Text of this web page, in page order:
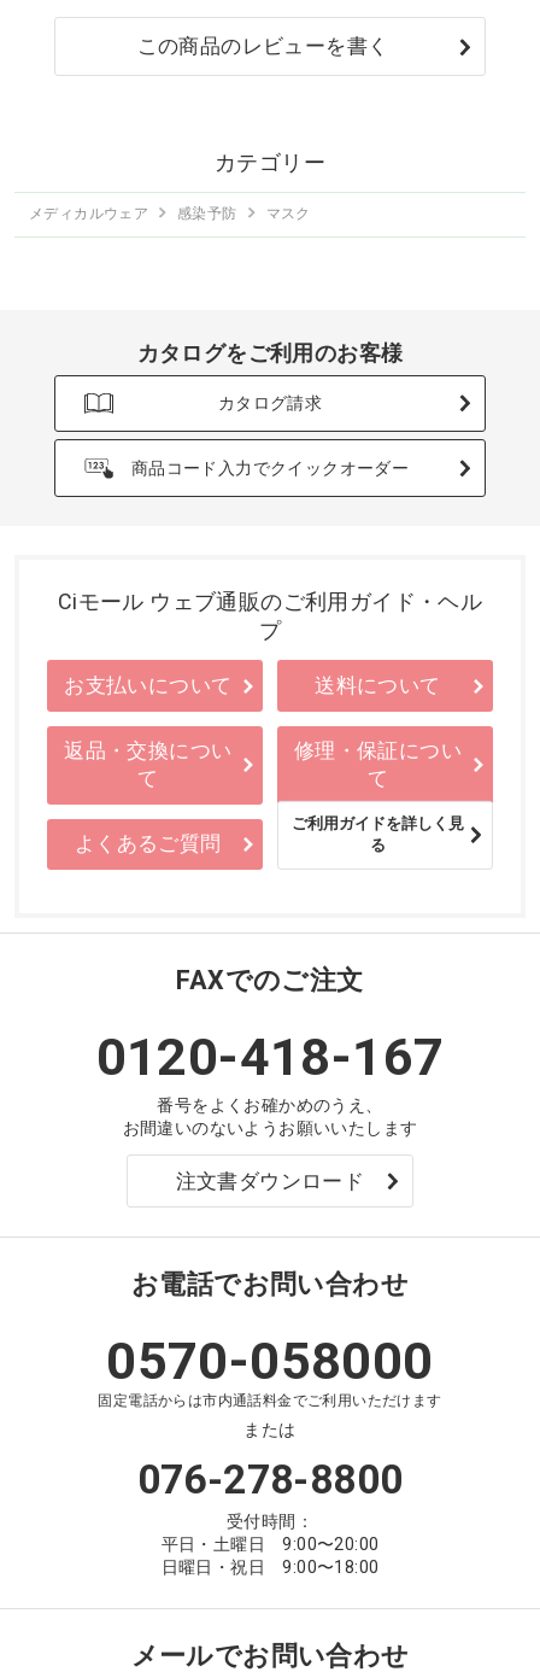
この商品のレビューを書く
カテゴリー
メディカルウェア 感染予防 マスク
カタログをご利用のお客様
カタログ請求
商品コード入力でクイックオーダー
Ciモール ウェブ通販のご利用ガイド・ヘル
プ
お支払いについて 送料について
返品・交換につい
て
修理・保証につい
て
よくあるご質問
ご利用ガイドを詳しく見
る
FAXでのご注文
0120-418-167
番号をよくお確かめのうえ、
お間違いのないようお願いいたします
注文書ダウンロード
お電話でお問い合わせ
0570-058000
固定電話からは市内通話料金でご利用いただけます
または
076-278-8800
受付時間：
平日・土曜日 9:00〜20:00
日曜日・祝日 9:00〜18:00
メールでお問い合わせ